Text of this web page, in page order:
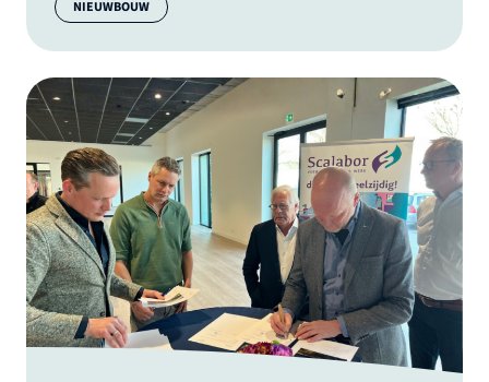
Categorie:
NIEUWBOUW